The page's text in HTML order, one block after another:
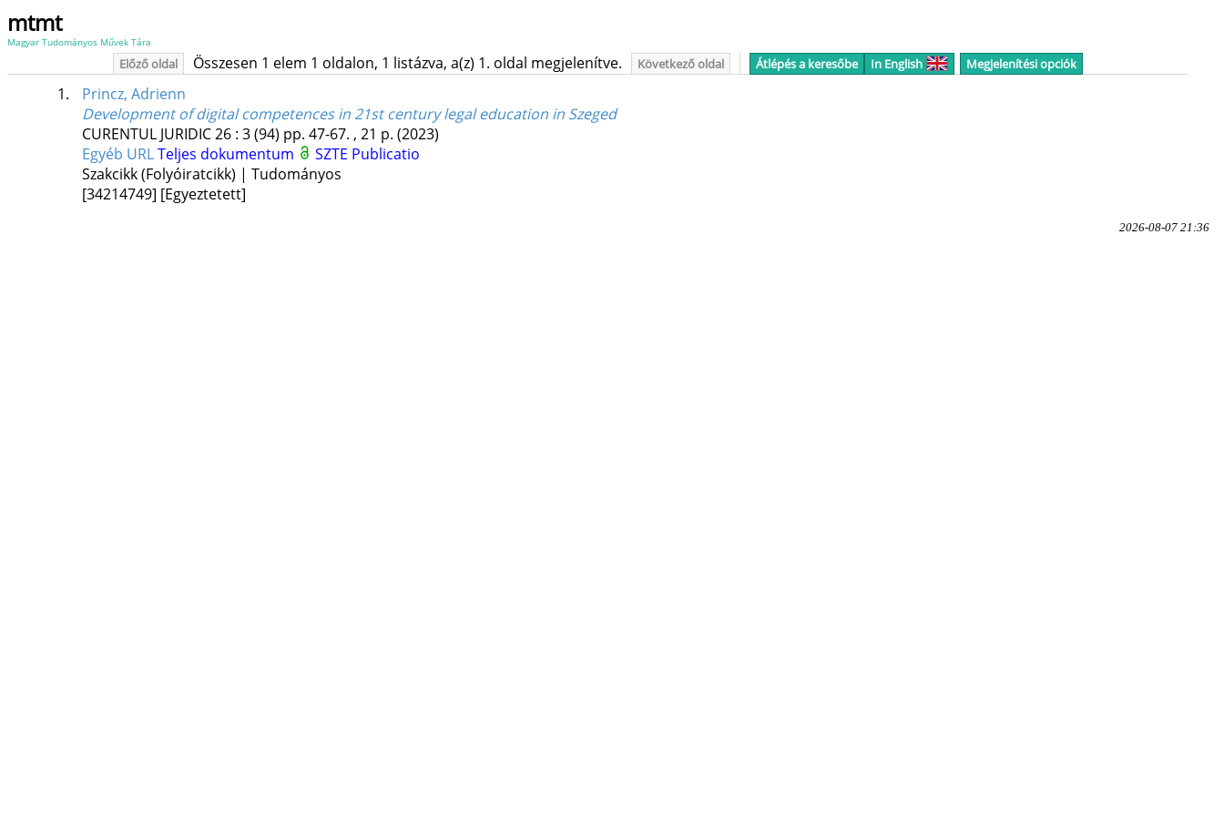
mtmt
Magyar Tudományos Művek Tára
Előző oldal Összesen 1 elem 1 oldalon, 1 listázva, a(z) 1. oldal megjelenítve. Következő oldal Átlépés a keresőbe In English Megjelenítési opciók
1.
Princz, Adrienn
Development of digital competences in 21st century legal education in Szeged
CURENTUL JURIDIC26: 3 (94) pp. 47-67. , 21 p. (2023)
Egyéb URLTeljes dokumentum
SZTE Publicatio
Szakcikk (Folyóiratcikk) | Tudományos
[34214749] [Egyeztetett]
2026-08-07 21:36